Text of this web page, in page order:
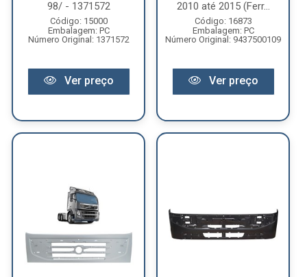
98/ - 1371572
Código: 15000
Embalagem: PC
Número Original: 1371572
Ver preço
2010 até 2015 (Ferr...
Código: 16873
Embalagem: PC
Número Original: 9437500109
Ver preço